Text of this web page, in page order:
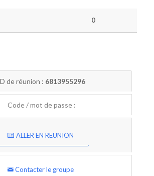
0
de réunion : 6813955296
Code / mot de passe :
ALLER EN REUNION
Contacter le groupe